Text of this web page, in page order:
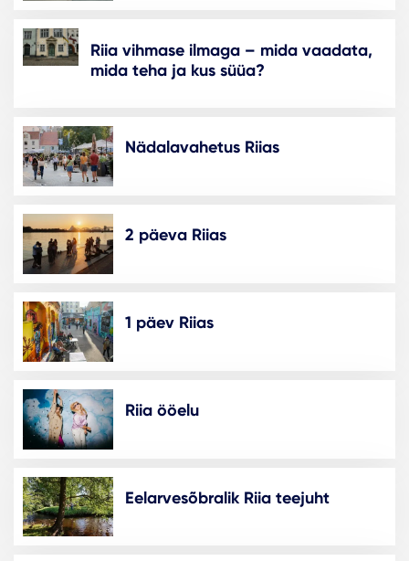
Riia vihmase ilmaga – mida vaadata,
mida teha ja kus süüa?
Nädalavahetus Riias
2 päeva Riias
1 päev Riias
Riia ööelu
Eelarvesõbralik Riia teejuht